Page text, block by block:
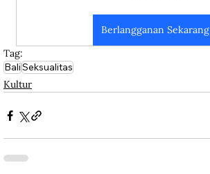
Berlangganan Sekarang
Tag:
BaliSeksualitas
Kultur